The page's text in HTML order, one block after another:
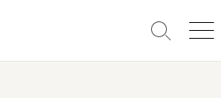
検
メ